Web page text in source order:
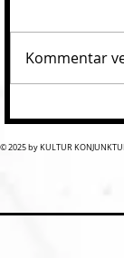
Kommentar
© 2025 by KULTUR